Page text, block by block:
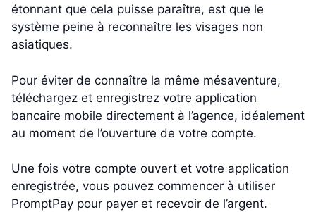
étonnant que cela puisse paraître, est que le
système peine à reconnaître les visages non
asiatiques.
Pour éviter de connaître la même mésaventure,
téléchargez et enregistrez votre application
bancaire mobile directement à l’agence, idéalement
au moment de l’ouverture de votre compte.
Une fois votre compte ouvert et votre application
enregistrée, vous pouvez commencer à utiliser
PromptPay pour payer et recevoir de l’argent.